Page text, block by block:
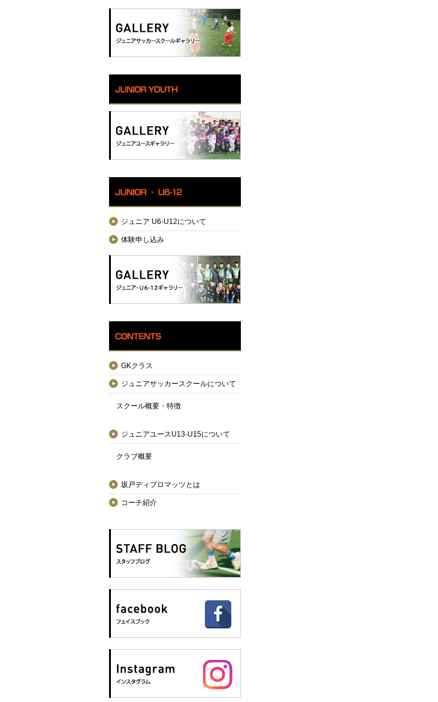
ジュニア U6-U12について
体験申し込み
GKクラス
ジュニアサッカースクールについて
スクール概要・特徴
ジュニアユースU13-U15について
クラブ概要
坂戸ディプロマッツとは
コーチ紹介